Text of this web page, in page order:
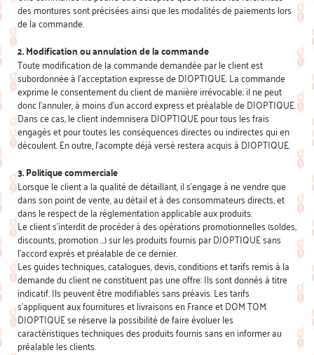
des montures sont précisées ainsi que les modalités de paiements lors
de la commande.
2. Modification ou annulation de la commande
Toute modification de la commande demandée par le client est
subordonnée à l’acceptation expresse de DJOPTIQUE. La commande
exprime le consentement du client de manière irrévocable; il ne peut
donc l’annuler, à moins d’un accord express et préalable de DJOPTIQUE.
Dans ce cas, le client indemnisera DJOPTIQUE pour tous les frais
engagés et pour toutes les conséquences directes ou indirectes qui en
découlent. En outre, l’acompte déjà versé restera acquis à DJOPTIQUE.
3. Politique commerciale
Lorsque le client a la qualité de détaillant, il s’engage à ne vendre que
dans son point de vente, au détail et à des consommateurs directs, et
dans le respect de la réglementation applicable aux produits.
Le client s’interdit de procéder à des opérations promotionnelles (soldes,
discounts, promotion …) sur les produits fournis par DJOPTIQUE sans
l’accord exprès et préalable de ce dernier.
Les guides techniques, catalogues, devis, conditions et tarifs remis à la
demande du client ne constituent pas une offre: Ils sont donnés à titre
indicatif. Ils peuvent être modifiables sans préavis. Les tarifs
s’appliquent aux fournitures et livraisons en France et DOM TOM.
DJOPTIQUE se réserve la possibilité de faire évoluer les
caractéristiques techniques des produits fournis sans en informer au
préalable les clients.